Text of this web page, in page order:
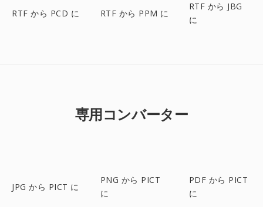
RTF から PCD に RTF から PPM に
RTF から JBG
に
専用コンバーター
JPG から PICT に
PNG から PICT
に
PDF から PICT
に